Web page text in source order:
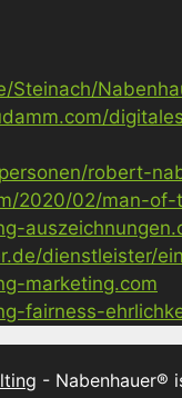
robert-
2020/02/man-
dienstleister/
marketing.com
fairness-
- Nabenhauer®